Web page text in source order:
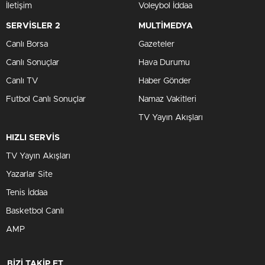
İletişim Voleybol İddaa
SERVİSLER 2
Canlı Borsa
Canlı Sonuçlar
Canlı TV
Futbol Canlı Sonuçlar
MULTİMEDYA
Gazeteler
Hava Durumu
Haber Gönder
Namaz Vakitleri
TV Yayın Akışları
HIZLI SERVİS
TV Yayın Akışları
Yazarlar Site
Tenis İddaa
Basketbol Canlı
AMP